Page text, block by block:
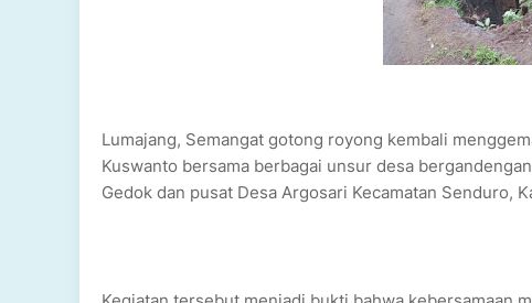
Lumajang, Semangat gotong royong kembali
Kuswanto bersama berbagai unsur desa
Gedok dan pusat Desa Argosari Kecamatan Senduro,